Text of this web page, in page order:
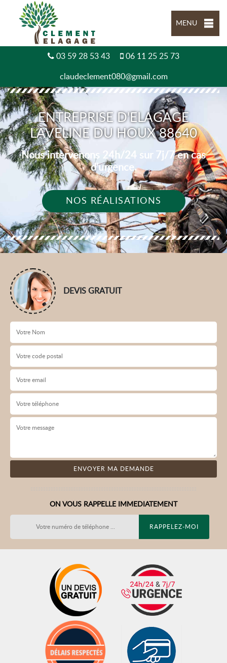
MENU
03 59 28 53 43 06 11 25 25 73
claudeclement080@gmail.com
ENTREPRISE D'ELAGAGE
LAVELINE DU HOUX 88640
Nous intervenons 24h/24 sur 7j/7 en cas
d'urgence.
NOS RÉALISATIONS
DEVIS GRATUIT
ON VOUS RAPPELLE IMMEDIATEMENT